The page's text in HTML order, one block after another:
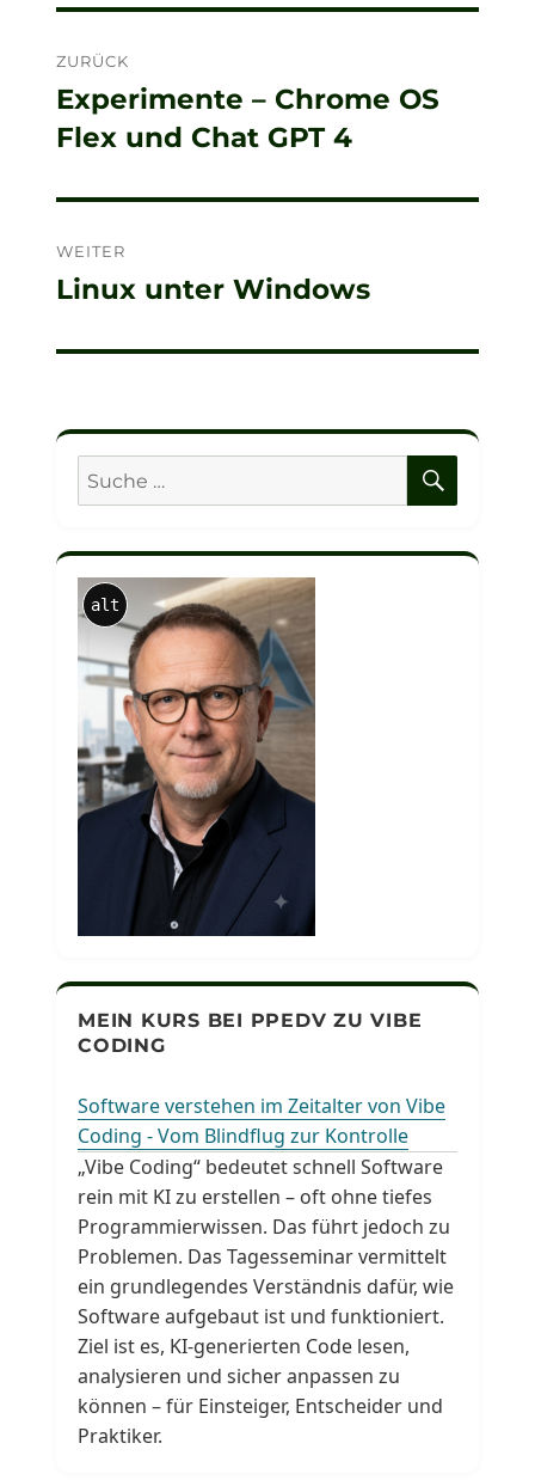
ZURÜCK
Vorheriger
Beitrag:
Experimente – Chrome OS
Flex und Chat GPT 4
WEITER
Nächster
Linux unter Windows
Suche
nach:
alt
MEIN KURS BEI PPEDV ZU VIBE
CODING
Software verstehen im Zeitalter von Vibe
Coding - Vom Blindflug zur Kontrolle
„Vibe Coding“ bedeutet schnell Software
rein mit KI zu erstellen – oft ohne tiefes
Programmierwissen. Das führt jedoch zu
Problemen. Das Tagesseminar vermittelt
ein grundlegendes Verständnis dafür, wie
Software aufgebaut ist und funktioniert.
Ziel ist es, KI-generierten Code lesen,
analysieren und sicher anpassen zu
können – für Einsteiger, Entscheider und
Praktiker.